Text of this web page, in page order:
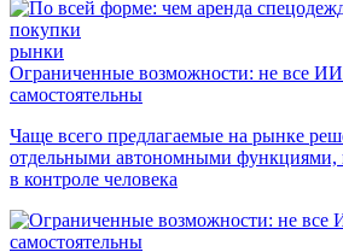
рынки
Ограниченные возможности: не все
самостоятельны
Чаще всего предлагаемые на рынке
отдельными автономными функциями,
в контроле человека